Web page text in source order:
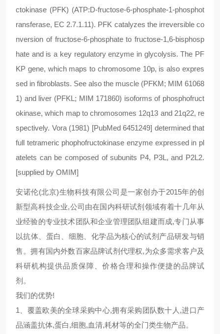
ctokinase (PFK) (ATP:D-fructose-6-phosphate-1-phosphot
ransferase, EC 2.7.1.11). PFK catalyzes the irreversible co
nversion of fructose-6-phosphate to fructose-1,6-bisphosp
hate and is a key regulatory enzyme in glycolysis. The PF
KP gene, which maps to chromosome 10p, is also expres
sed in fibroblasts. See also the muscle (PFKM; MIM 61068
1) and liver (PFKL; MIM 171860) isoforms of phosphofruct
okinase, which map to chromosomes 12q13 and 21q22, re
spectively. Vora (1981) [PubMed 6451249] determined that
full tetrameric phophofructokinase enzyme expressed in pl
atelets can be composed of subunits P4, P3L, and P2L2.
[supplied by OMIM]
安诺伦(北京)生物科技有限公司是一家创办于2015年的创
新型高科技企业,公司由在国内科研试剂领域有着十几年从
业经验的专业技术团队和企业管理团队组建而成,专门从事
以抗体、蛋白、细胞、化学品为核心的试剂产品研发与销
售。拥有国内外数百家品牌试剂代理权,为众多需求客户及
科研机构提供品质保障、价格合理和操作便捷的品牌试
剂。
我们的优势!
1、覆盖欧美的全球采购中心,拥有采购团队数十人,进口产
品涵盖抗体,蛋白,细胞,血清,耗材等的全门类生物产品。